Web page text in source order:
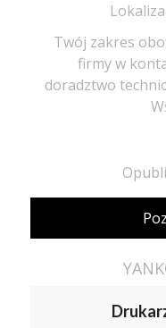
Twój zakres
firmy w
doradztwo